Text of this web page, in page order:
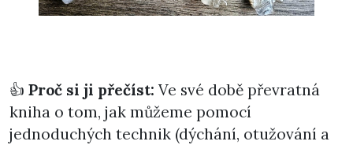
👍 Proč si ji přečíst: Ve své době převratná
kniha o tom, jak můžeme pomocí
jednoduchých technik (dýchání, otužování a